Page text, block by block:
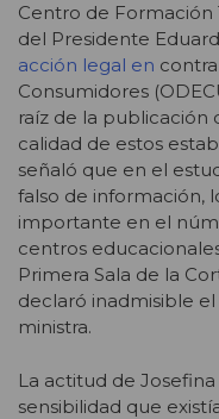
Centro de Formación
del Presidente
acción legal en
Consumidores
raíz de la publicación
calidad de estos
señaló que en el
falso de información,
importante en el
centros
Primera Sala de la
declaró inadmisible
ministra.
La actitud de
sensibilidad que